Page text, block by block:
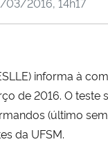
informa à
de 2016. O
(último
da UFSM.